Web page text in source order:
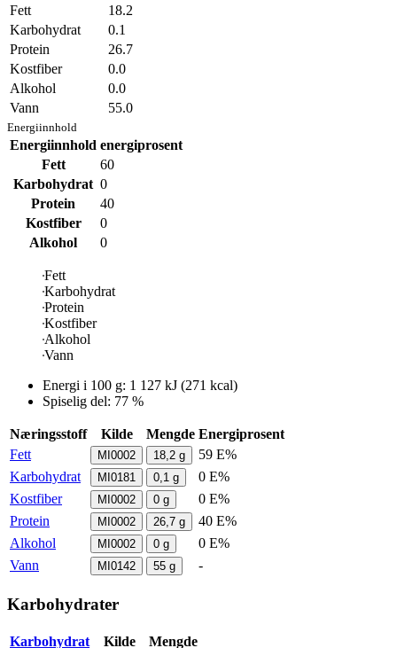
Fett
18.2
Karbohydrat
0.1
Protein
26.7
Kostfiber
0.0
Alkohol
0.0
Vann
55.0
Energiinnhold
Energiinnhold energiprosent
Fett
60
Karbohydrat 0
Protein
40
Kostfiber
0
Alkohol
0
Fett
Karbohydrat
Protein
Kostfiber
Alkohol
Vann
Energi i 100 g: 1 127 kJ (271 kcal)
Spiselig del: 77 %
Næringsstoff Kilde Mengde Energiprosent
Fett
MI0002 18,2 g
59 E%
Karbohydrat
MI0181 0,1 g
0 E%
Kostfiber
MI0002 0 g
0 E%
Protein
MI0002 26,7 g
40 E%
Alkohol
MI0002 0 g
0 E%
Vann
MI0142 55 g -
Karbohydrater
Karbohydrat Kilde
Mengde